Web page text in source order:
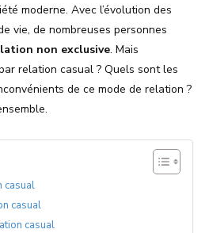
moderne. Avec l’évolution des
vie, de nombreuses personnes
non exclusive. Mais
relation casual ? Quels sont les
de ce mode de relation ?
casual
casual
casual